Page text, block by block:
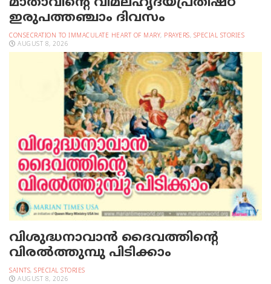
ഇരുപത്തഞ്ചാം ദിവസം
CONSECRATION TO IMMACULATE HEART OF MARY, PRAYERS, SPECIAL STORIES
AUGUST 8, 2026
വിശുദ്ധനാവാന്‍ ദൈവത്തിന്റെ
വിരല്‍ത്തുമ്പു പിടിക്കാം
SAINTS, SPECIAL STORIES
AUGUST 8, 2026